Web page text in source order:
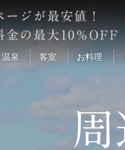
温泉 客室 お料理